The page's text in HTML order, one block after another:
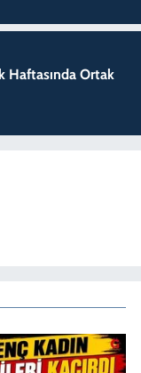
Haftasında Ortak